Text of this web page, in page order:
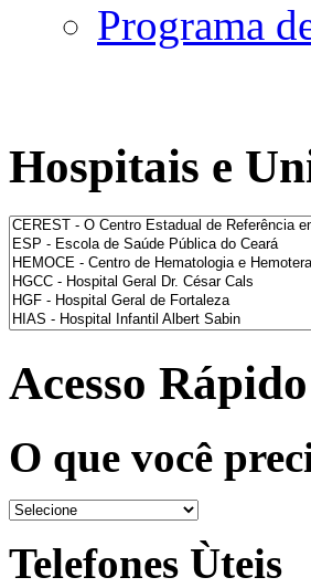
Programa
Hospitais e
Acesso Rápido
O que você
Telefones Ùteis